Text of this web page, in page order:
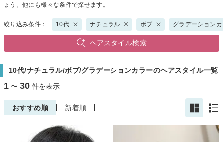
ょう。他にも様々な条件で探せます。
絞り込み条件： 10代 ナチュラル ボブ グラデーション
ヘアスタイル検索
10代/ナチュラル/ボブ/グラデーションカラーのヘアスタイル一覧
1 〜 30 件を表示
おすすめ順 新着順